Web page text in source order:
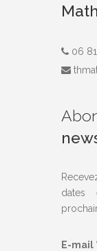
06
dates
E-mail